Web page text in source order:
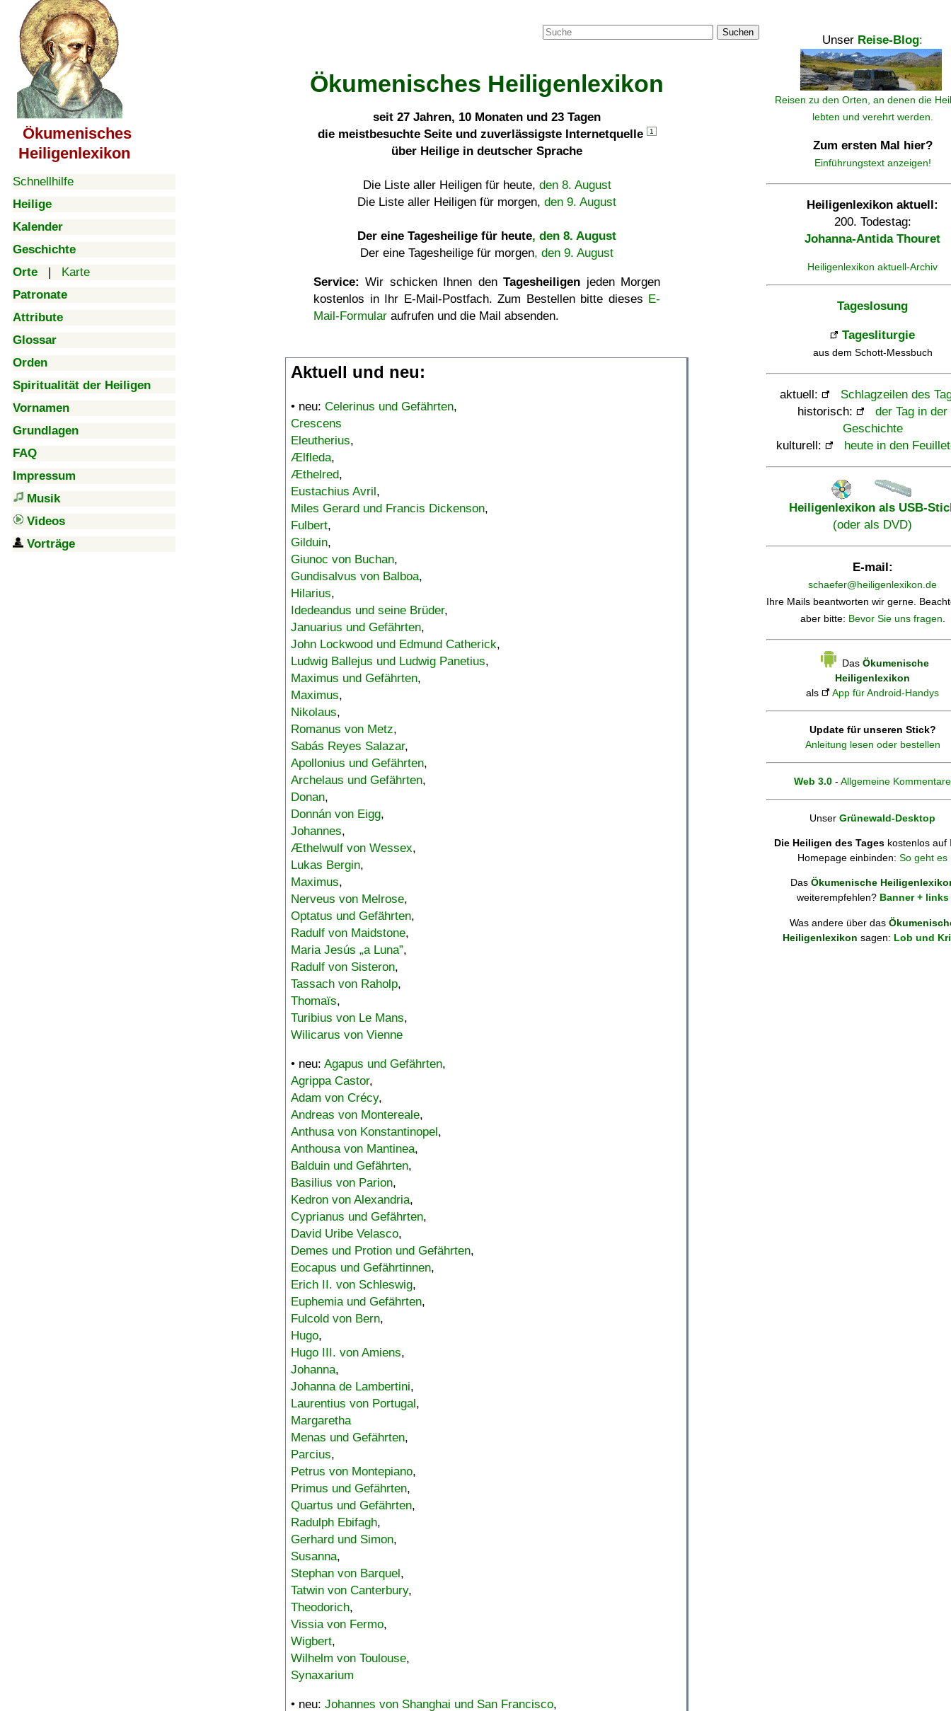
Ökumenisches
Heiligenlexikon
Schnellhilfe
Heilige
Kalender
Geschichte
Orte | Karte
Patronate
Attribute
Glossar
Orden
Spiritualität der Heiligen
Vornamen
Grundlagen
FAQ
Impressum
Musik
Videos
Vorträge
Suchen
Ökumenisches Heiligenlexikon
seit 27 Jahren, 10 Monaten und 23 Tagen
die meistbesuchte Seite und zuverlässigste Internetquelle
1
über Heilige in deutscher Sprache
Die Liste aller Heiligen für heute, den 8. August
Die Liste aller Heiligen für morgen, den 9. August
Der eine Tagesheilige für heute, den 8. August
Der eine Tagesheilige für morgen, den 9. August
Service: Wir schicken Ihnen denTagesheiligen jeden Morgen
kostenlos in Ihr E-Mail-Postfach. Zum Bestellen bitte dieses E-
Mail-Formular aufrufen und die Mail absenden.
Aktuell und neu:
• neu: Celerinus und Gefährten,
Crescens
Eleutherius,
Ælfleda,
Æthelred,
Eustachius Avril,
Miles Gerard und Francis Dickenson,
Fulbert,
Gilduin,
Giunoc von Buchan,
Gundisalvus von Balboa,
Hilarius,
Idedeandus und seine Brüder,
Januarius und Gefährten,
John Lockwood und Edmund Catherick,
Ludwig Ballejus und Ludwig Panetius,
Maximus und Gefährten,
Maximus,
Nikolaus,
Romanus von Metz,
Sabás Reyes Salazar,
Apollonius und Gefährten,
Archelaus und Gefährten,
Donan,
Donnán von Eigg,
Johannes,
Æthelwulf von Wessex,
Lukas Bergin,
Maximus,
Nerveus von Melrose,
Optatus und Gefährten,
Radulf von Maidstone,
Maria Jesús „a Luna”,
Radulf von Sisteron,
Tassach von Raholp,
Thomaïs,
Turibius von Le Mans,
Wilicarus von Vienne
• neu: Agapus und Gefährten,
Agrippa Castor,
Adam von Crécy,
Andreas von Montereale,
Anthusa von Konstantinopel,
Anthousa von Mantinea,
Balduin und Gefährten,
Basilius von Parion,
Kedron von Alexandria,
Cyprianus und Gefährten,
David Uribe Velasco,
Demes und Protion und Gefährten,
Eocapus und Gefährtinnen,
Erich II. von Schleswig,
Euphemia und Gefährten,
Fulcold von Bern,
Hugo,
Hugo III. von Amiens,
Johanna,
Johanna de Lambertini,
Laurentius von Portugal,
Margaretha
Menas und Gefährten,
Parcius,
Petrus von Montepiano,
Primus und Gefährten,
Quartus und Gefährten,
Radulph Ebifagh,
Gerhard und Simon,
Susanna,
Stephan von Barquel,
Tatwin von Canterbury,
Theodorich,
Vissia von Fermo,
Wigbert,
Wilhelm von Toulouse,
Synaxarium
• neu: Johannes von Shanghai und San Francisco,
Unser Reise-Blog:
Reisen zu den Orten, an denen die
lebten und verehrt werden.
Zum ersten Mal hier?
Einführungstext anzeigen!
Heiligenlexikon aktuell:
200. Todestag:
Johanna-Antida Thouret
Heiligenlexikon aktuell-Archiv
Tageslosung
Tagesliturgie
aus dem Schott-Messbuch
aktuell:
Schlagzeilen des
historisch:
der Tag in der
Geschichte
kulturell:
heute in den
Heiligenlexikon als USB-
(oder als DVD)
E-mail:
schaefer@heiligenlexikon.de
Ihre Mails beantworten wir gerne.
aber bitte: Bevor Sie uns fragen.
Das Ökumenische
Heiligenlexikon
als
App für Android-Handys
Update für unseren Stick?
Anleitung lesen oder bestellen
Web 3.0 - Allgemeine Kommentare
Unser Grünewald-Desktop
Die Heiligen des Tages kostenlos auf
Homepage einbinden: So geht es
Das Ökumenische
weiterempfehlen? Banner + links
Was andere über das
Heiligenlexikon sagen: Lob und